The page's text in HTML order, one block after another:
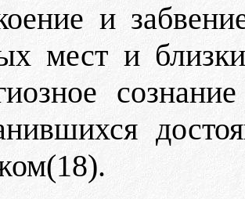
и
мест и